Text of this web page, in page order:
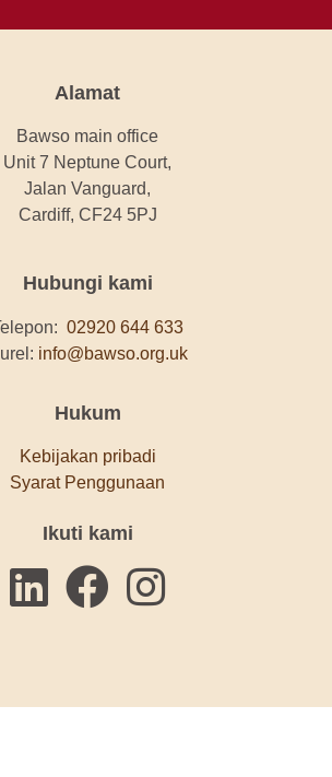
Alamat
Bawso main office
Unit 7 Neptune Court,
Jalan Vanguard,
Cardiff, CF24 5PJ
Hubungi kami
02920 644 633
info@bawso.org.uk
Hukum
Kebijakan pribadi
Syarat Penggunaan
Ikuti kami